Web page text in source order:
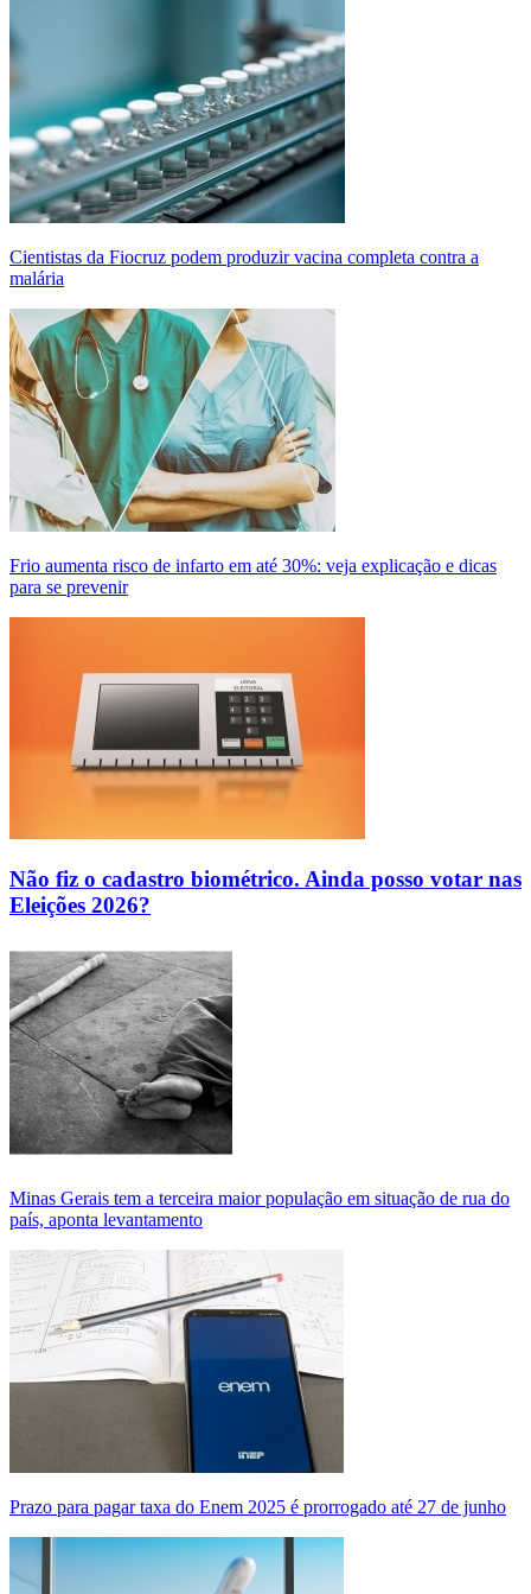
Cientistas da Fiocruz podem produzir vacina completa contra a
malária
Frio aumenta risco de infarto em até 30%: veja explicação e dicas
para se prevenir
Não fiz o cadastro biométrico. Ainda posso votar nas
Eleições 2026?
Minas Gerais tem a terceira maior população em situação de rua do
país, aponta levantamento
Prazo para pagar taxa do Enem 2025 é prorrogado até 27 de junho